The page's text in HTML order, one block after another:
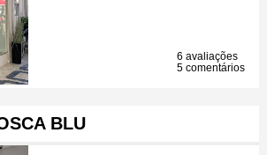
6 avaliações
5 comentários
BLU